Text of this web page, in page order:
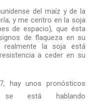
del maíz y de la
y me centro en la soja
de espacio), que ésta
de flaqueza en su
la soja está
a ceder en su
hay unos pronósticos
se está hablando